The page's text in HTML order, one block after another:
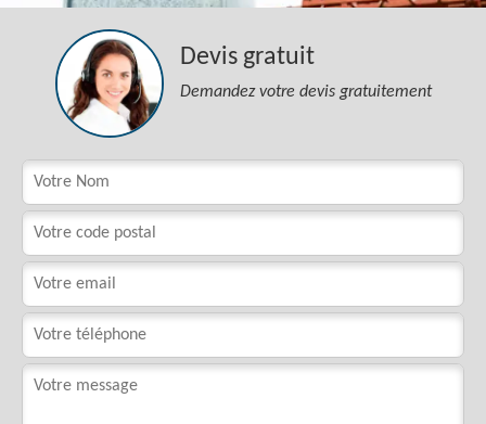
Devis gratuit
Demandez votre devis gratuitement